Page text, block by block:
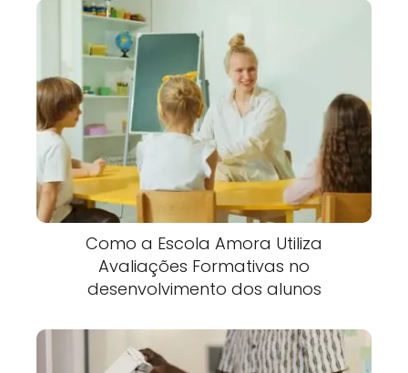
Como a Escola Amora Utiliza
Avaliações Formativas no
desenvolvimento dos alunos